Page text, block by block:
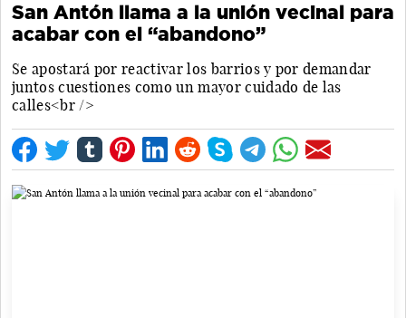
San Antón llama a la unión vecinal para
acabar con el “abandono”
Se apostará por reactivar los barrios y por demandar
juntos cuestiones como un mayor cuidado de las
calles<br />